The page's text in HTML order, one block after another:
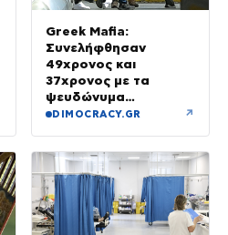
Greek Mafia:
Συνελήφθησαν
49χρονος και
37χρονος με τα
ψευδώνυμα
«πίτμπουλ» και
DIMOCRACY.GR ↗